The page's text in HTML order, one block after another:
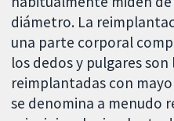
diámetro. La
una parte corporal
los dedos y pulgares
reimplantadas con
se denomina a menudo